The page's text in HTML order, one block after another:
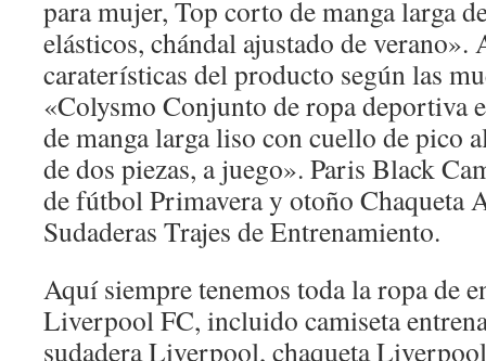
para mujer, Top corto de manga larga
elásticos, chándal ajustado de verano».
caraterísticas del producto según las
«Colysmo Conjunto de ropa deportiva
de manga larga liso con cuello de pico
de dos piezas, a juego». Paris Black
de fútbol Primavera y otoño Chaqueta
Sudaderas Trajes de Entrenamiento.
Aquí siempre tenemos toda la ropa de
Liverpool FC, incluido camiseta
sudadera Liverpool, chaqueta